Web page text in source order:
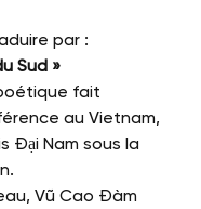
par :
Sud »
fait
au Vietnam,
Đại Nam sous la
Vũ Cao Đàm